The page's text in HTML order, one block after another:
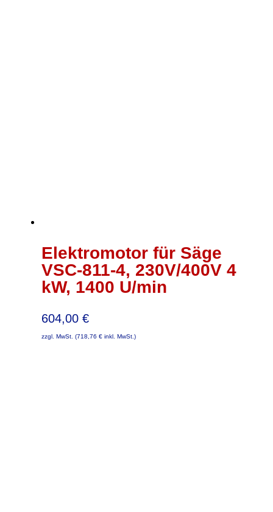
Elektromotor für Säge
VSC-811-4, 230V/400V 4
kW, 1400 U/min
604,00 €
zzgl. MwSt. (718,76 € inkl. MwSt.)